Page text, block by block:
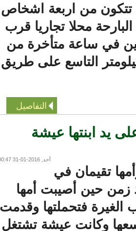
من اربعة اشخاص
محلا تجاريا قرب
في ساعة متأخرة من
التاسع على طريق
التفاصيل
يد ابنتها عيشة
تقيمان في
زمن حين أصيبت أمها
فتحملتها وقدمت
وكانت عيشة تشتغل